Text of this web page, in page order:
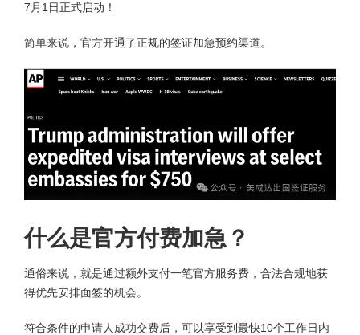
7月1日正式启动！
简单来说，官方开通了正规的签证加急预约渠道。
什么是官方付费加急？
通俗来说，就是通过额外支付一笔官方服务费，合法合规地获
得优先安排面签的机会。
符合条件的申请人成功交费后，可以享受到最快10个工作日内